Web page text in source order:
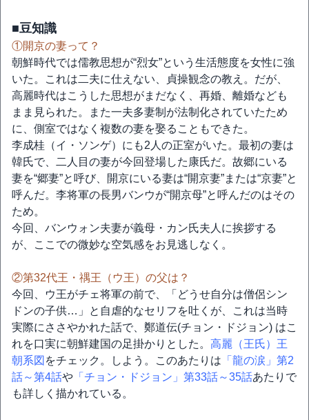
■豆知識
①開京の妻って？
朝鮮時代では儒教思想が“烈女”という生活態度を女性に強
いた。これは二夫に仕えない、貞操観念の教え。だが、
高麗時代はこうした思想がまだなく、再婚、離婚なども
まま見られた。また一夫多妻制が法制化されていたため
に、側室ではなく複数の妻を娶ることもできた。
李成桂（イ・ソンゲ）にも2人の正室がいた。最初の妻は
韓氏で、二人目の妻が今回登場した康氏だ。故郷にいる
妻を“郷妻”と呼び、開京にいる妻は“開京妻”または“京妻”と
呼んだ。李将軍の長男バンウが“開京母”と呼んだのはその
ため。
今回、バンウォン夫妻が義母・カン氏夫人に挨拶する
が、ここでの微妙な空気感をお見逃しなく。
②第32代王・禑王（ウ王）の父は？
今回、ウ王がチェ将軍の前で、「どうせ自分は僧侶シン
ドンの子供…」と自虐的なセリフを吐くが、これは当時
実際にささやかれた話で、鄭道伝(チョン・ドジョン) はこ
れを口実に朝鮮建国の足掛かりとした。 高麗（王氏）王
朝系図 をチェック。しよう。このあたりは 「龍の涙」第2
話～第4話や 「チョン・ドジョン」第33話～35話あたりで
も詳しく描かれている。